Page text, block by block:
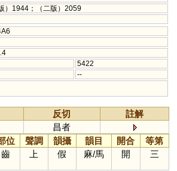
）1944；（二版）2059
5422
--
反切
註解
昌者
位 聲調 韻攝 韻目 開合
等第
齒 上 假 麻/馬 開 三